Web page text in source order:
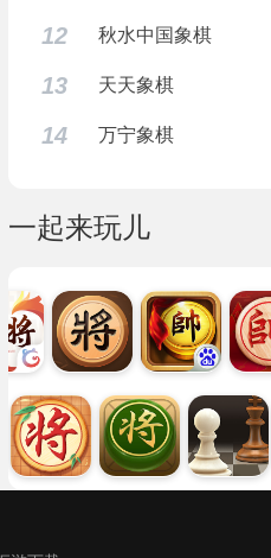
12 秋水中国象棋
13 天天象棋
14 万宁象棋
一起来玩儿